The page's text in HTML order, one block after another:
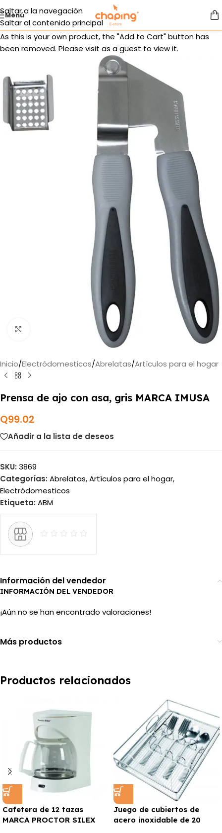
Saltar a la navegación
Saltar al contenido principal
Menú
As this is your own product, the "Add to Cart" button has
been removed. Please visit as a guest to view it.
Haga clic para ampliar
Inicio/Electródomesticos/Abrelatas/Artículos para el hogar
Prensa de ajo con asa, gris MARCA IMUSA
Q99.02
Añadir a la lista de deseos
SKU: 3869
Categorías: Abrelatas,Artículos para el hogar,
Electródomesticos
Etiqueta: ABM
Información del vendedor
INFORMACIÓN DEL VENDEDOR
¡Aún no se han encontrado valoraciones!
Más productos
Productos relacionados
Cafetera de 12 tazas
MARCA PROCTOR SILEX
Juego de cubiertos de
acero inoxidable de 20